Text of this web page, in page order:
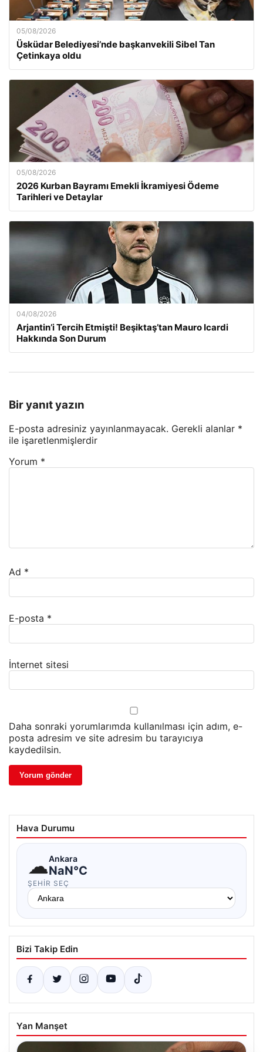
05/08/2026
Üsküdar Belediyesi’nde başkanvekili Sibel Tan
Çetinkaya oldu
05/08/2026
2026 Kurban Bayramı Emekli İkramiyesi Ödeme
Tarihleri ve Detaylar
04/08/2026
Arjantin’i Tercih Etmişti! Beşiktaş’tan Mauro Icardi
Hakkında Son Durum
Bir yanıt yazın
E-posta adresiniz yayınlanmayacak. Gerekli alanlar *
ile işaretlenmişlerdir
Yorum *
Ad *
E-posta *
İnternet sitesi
Daha sonraki yorumlarımda kullanılması için adım, e-
posta adresim ve site adresim bu tarayıcıya
kaydedilsin.
Hava Durumu
☁Ankara
NaN°C
ŞEHIR SEÇ
Bizi Takip Edin
Yan Manşet